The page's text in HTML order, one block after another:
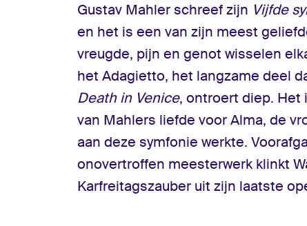
Gustav Mahler schreef zijn Vijfde
en het is een van zijn meest
vreugde, pijn en genot wisselen
het Adagietto, het langzame deel
Death in Venice, ontroert diep. Het
van Mahlers liefde voor Alma, de
aan deze symfonie werkte.
onovertroffen meesterwerk klinkt
Karfreitagszauber uit zijn laatste